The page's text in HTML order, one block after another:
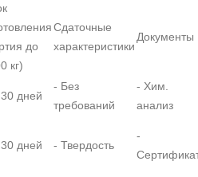
до
кг)
Сдаточные
характеристики
Документы
дней
- Без
требований
- Хим.
анализ
дней - Твердость
-